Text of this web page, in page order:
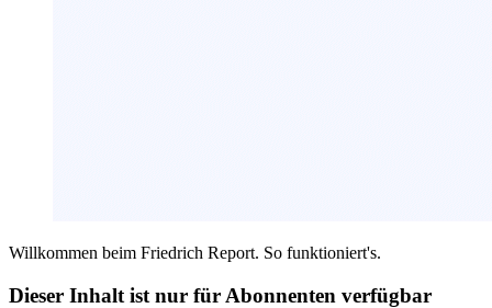
Willkommen beim Friedrich Report. So funktioniert's.
Dieser Inhalt ist nur für Abonnenten verfügbar